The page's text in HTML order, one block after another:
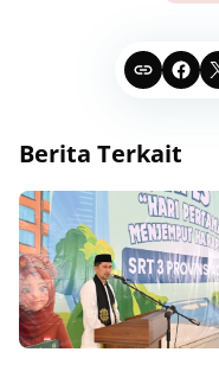
Berita Terkait